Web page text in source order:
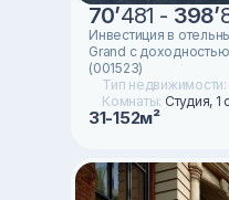
70’481 - 398’
Инвестиция в
Grand с
(001523)
Тип недвижимости:
Комнаты: Студия, 1
31-152м²